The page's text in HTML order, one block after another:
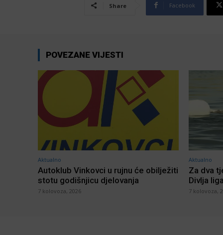
Share Facebook
POVEZANE VIJESTI
Aktualno
Autoklub Vinkovci u rujnu će obilježiti
stotu godišnjicu djelovanja
7 kolovoza, 2026
Aktualno
Za dva
Divlja liga
7 kolovoza,